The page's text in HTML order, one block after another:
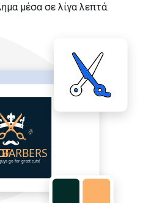
μέσα σε λίγα λεπτά.